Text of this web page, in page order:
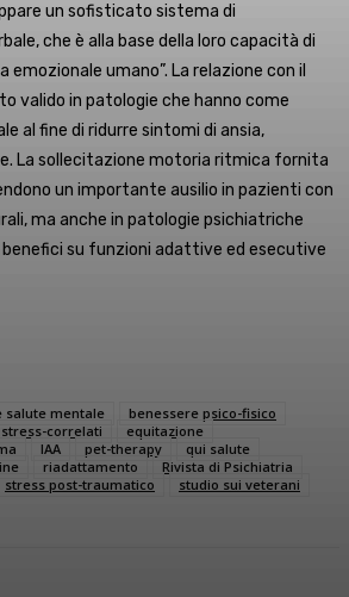
un sofisticato sistema di
che è alla base della loro capacità di
umano”. La relazione con il
valido in patologie che hanno come
al fine di ridurre sintomi di ansia,
La sollecitazione motoria ritmica fornita
un importante ausilio in pazienti con
ma anche in patologie psichiatriche
su funzioni adattive ed esecutive
salute mentale
benessere psico-fisico
correlati
equitazione
IAA pet-therapy
qui salute
riadattamento
Rivista di Psichiatria
stress post-traumatico
studio sui veterani